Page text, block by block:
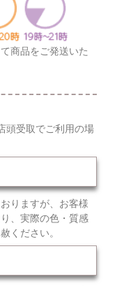
商品をご発送いた
頭受取でご利用の場
りますが、お客様
、実際の色・質感
ください。